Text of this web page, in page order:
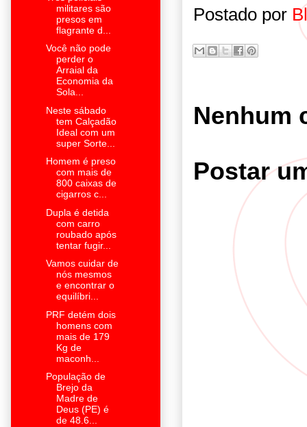
Postado por
Nenhum
Postar
militares são
presos em
flagrante d...
Você não pode
perder o
Arraial da
Economia da
Sola...
Neste sábado
tem Calçadão
Ideal com um
super Sorte...
Homem é preso
com mais de
800 caixas de
cigarros c...
Dupla é detida
com carro
roubado após
tentar fugir...
Vamos cuidar de
nós mesmos
e encontrar o
equilíbri...
PRF detém dois
homens com
mais de 179
Kg de
maconh...
População de
Brejo da
Madre de
Deus (PE) é
de 48.6...